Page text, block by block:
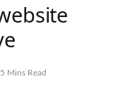
5 Mins Read